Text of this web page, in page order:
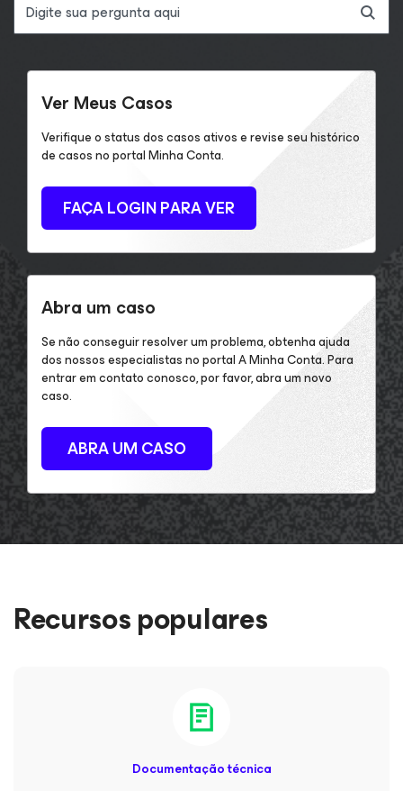
Ver Meus Casos
Verifique o status dos casos ativos e revise seu histórico
de casos no portal Minha Conta.
FAÇA LOGIN PARA VER
Abra um caso
Se não conseguir resolver um problema, obtenha ajuda
dos nossos especialistas no portal A Minha Conta. Para
entrar em contato conosco, por favor, abra um novo
caso.
ABRA UM CASO
Recursos populares
Documentação técnica